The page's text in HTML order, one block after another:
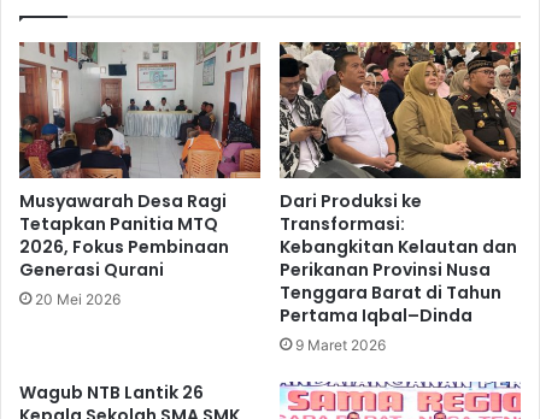
Musyawarah Desa Ragi
Tetapkan Panitia MTQ
2026, Fokus Pembinaan
Generasi Qurani
20 Mei 2026
Dari Produksi ke
Transformasi:
Kebangkitan Kelautan dan
Perikanan Provinsi Nusa
Tenggara Barat di Tahun
Pertama Iqbal–Dinda
9 Maret 2026
Wagub NTB Lantik 26